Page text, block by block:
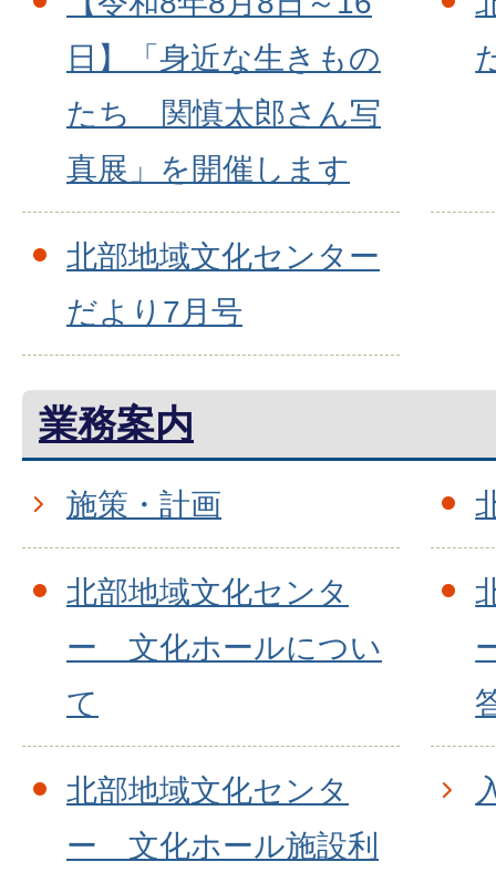
日】「身近な生きもの
たち 関慎太郎さん写
真展」を開催します
北部地域文化センター
だより7月号
業務案内
施策・計画
北部地域文化センタ
ー 文化ホールについ
て
北部地域文化センタ
ー 文化ホール施設利